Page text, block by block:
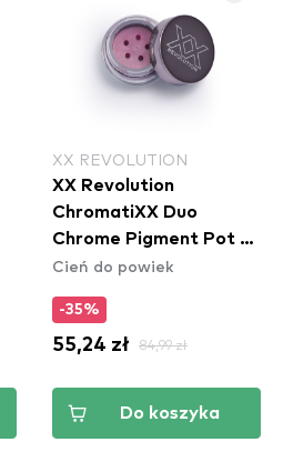
XX REVOLUTION
XX Revolution
ChromatiXX Duo
Chrome Pigment Pot -
Flip
Cień do powiek
-35%
55,24 zł 84,99 zł
Do koszyka